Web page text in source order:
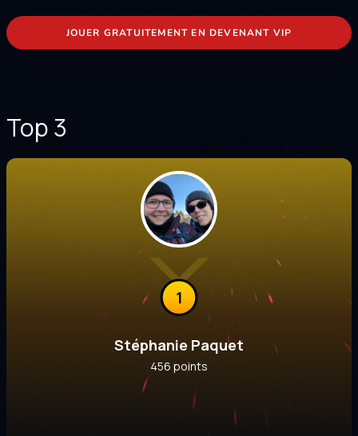
JOUER GRATUITEMENT EN DEVENANT VIP
Top 3
1
Stéphanie Paquet
456 points